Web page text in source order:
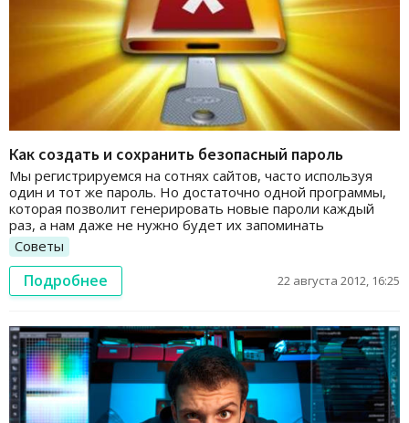
Как создать и сохранить безопасный пароль
Мы регистрируемся на сотнях сайтов, часто используя
один и тот же пароль. Но достаточно одной программы,
которая позволит генерировать новые пароли каждый
раз, а нам даже не нужно будет их запоминать
Советы
Подробнее 22 августа 2012, 16:25